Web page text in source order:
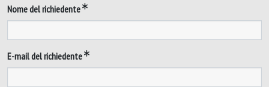
Nome del richiedente
E-mail del richiedente